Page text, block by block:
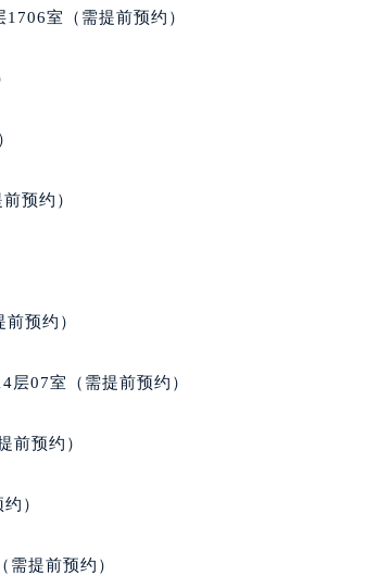
前预约）
提前预约）
室（需提前预约）
提前预约）
（需提前预约）
室（需提前预约）
字楼（鄂尔多斯大厦）23层2326室（需提前预
层01室（需提前预约）
预约）
室（需提前预约）
预约）
预约）
07室（需提前预约）
前预约）
）
提前预约）